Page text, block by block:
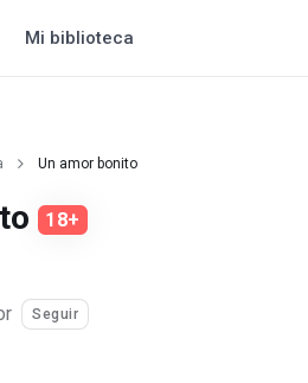
Mi biblioteca
Un amor bonito
18+
Seguir